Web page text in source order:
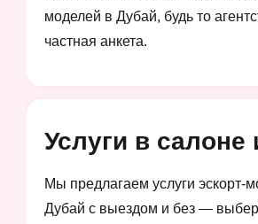
моделей в Дубай, будь то
частная анкета.
Мы предлагаем услуги эскорт-
Дубай с выездом и без —